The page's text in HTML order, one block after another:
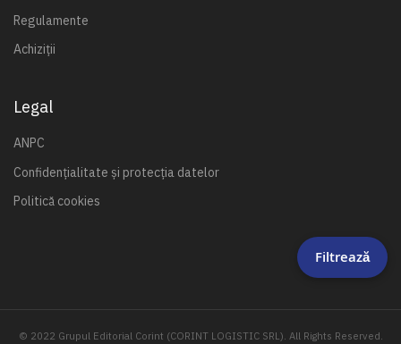
Regulamente
Achiziții
Legal
ANPC
Confidențialitate și protecția datelor
Politică cookies
© 2022 Grupul Editorial Corint (CORINT LOGISTIC SRL). All Rights Reserved.
Filtrează